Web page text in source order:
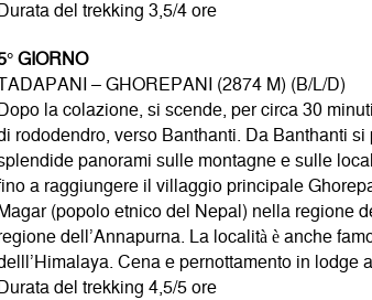
del trekking 3,5/4 ore
GIORNO
– GHOREPANI (2874 M) (B/L/D)
la colazione, si scende, per circa 30
rododendro, verso Banthanti. Da Banthanti
panorami sulle montagne e sulle
a raggiungere il villaggio principale
(popolo etnico del Nepal) nella regione
dell’Annapurna. La località è anche
Cena e pernottamento in lodge
del trekking 4,5/5 ore